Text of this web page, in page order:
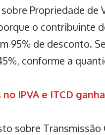
Propriedade de
o contribuinte
95% de desconto.
conforme a
IPVA e ITCD
sobre Transmissão